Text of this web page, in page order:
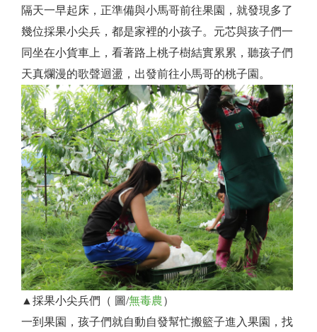
隔天一早起床，正準備與小馬哥前往果園，就發現多了
幾位採果小尖兵，都是家裡的小孩子。元芯與孩子們一
同坐在小貨車上，看著路上桃子樹結實累累，聽孩子們
天真爛漫的歌聲迴盪，出發前往小馬哥的桃子園。
▲採果小尖兵們（ 圖/無毒農）
一到果園，孩子們就自動自發幫忙搬籃子進入果園，找